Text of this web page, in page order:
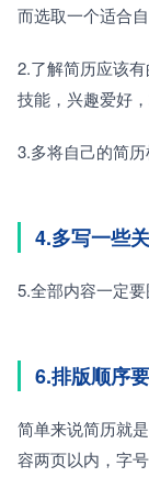
而选取一个适合自
2.了解简历应该
技能，兴趣爱好，
3.多将自己的简历
4.多写一些
5.全部内容一定
6.排版顺序
简单来说简历就
容两页以内，字号